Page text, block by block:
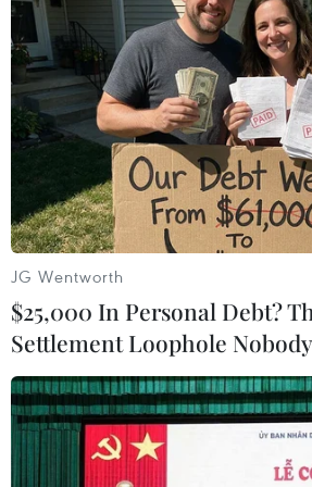
cử./.
#Máy tính #Khối
JG Wentworth
$25,000 In Personal Debt?
Settlement Loophole